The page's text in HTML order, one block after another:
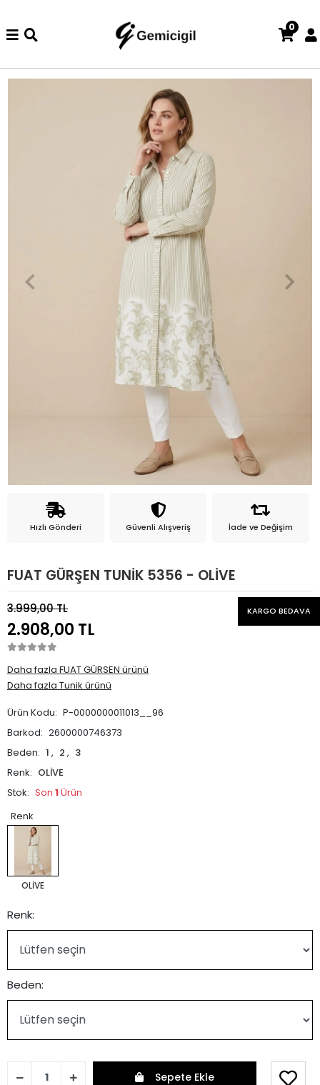
iade ve değişim işlemi yoktur.
0
Hızlı Gönderi Güvenli Alışveriş İade ve Değişim
FUAT GÜRŞEN TUNİK 5356 - OLİVE
3.999,00 TL
2.908,00 TL
KARGO BEDAVA
Daha fazla FUAT GÜRSEN ürünü
Daha fazla Tunik ürünü
Ürün Kodu: P-0000000011013__96
Barkod: 2600000746373
Beden: 1 , 2 , 3
Renk: OLİVE
Stok: Son 1Ürün
Renk
OLİVE
Renk:
Beden:
Sepete Ekle